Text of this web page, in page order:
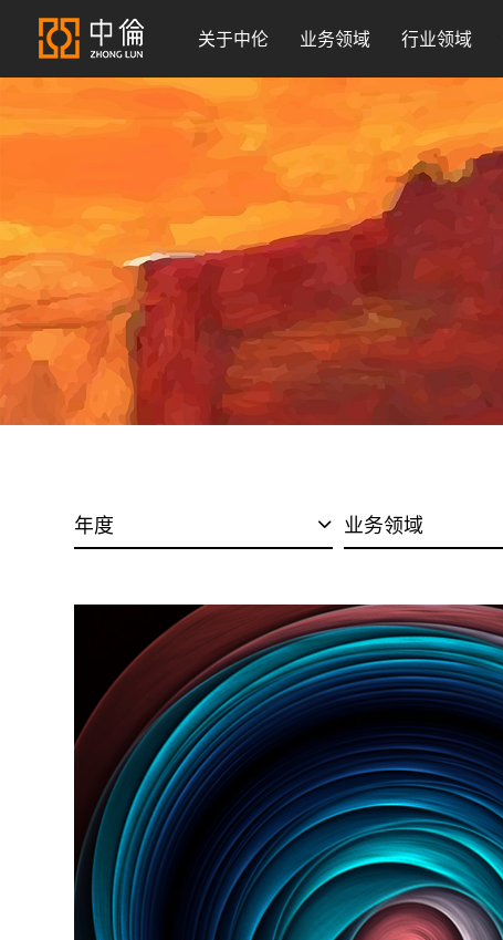
关于中伦 业务领域 行业领域
年度 业务领域